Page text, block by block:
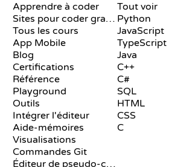
Apprendre à coder
Sites pour coder gratuitement
Tous les cours
App Mobile
Blog
Certifications
Référence
Playground
Outils
Intégrer l'éditeur
Aide-mémoires
Visualisations
Commandes Git
Éditeur de pseudo-code
Tout voir
Python
JavaScript
TypeScript
Java
C++
C#
SQL
HTML
CSS
C